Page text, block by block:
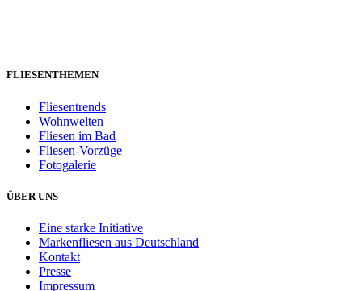
FLIESENTHEMEN
Fliesentrends
Wohnwelten
Fliesen im Bad
Fliesen-Vorzüge
Fotogalerie
ÜBER UNS
Eine starke Initiative
Markenfliesen aus Deutschland
Kontakt
Presse
Impressum